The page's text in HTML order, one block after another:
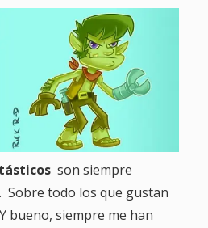
son siempre
Sobre todo los que gustan
bueno, siempre me han